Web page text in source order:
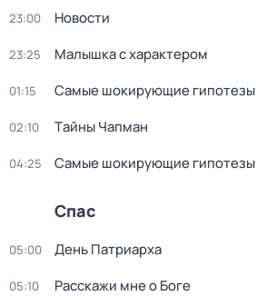
23:00 Новости
23:25 Малышка с характером
01:15 Самые шoкиpующие гипотезы
02:10 Тaйны Чапман
04:25 Самые шoкиpующие гипотезы
Спас
05:00 Дeнь Патриаpха
05:10 Расскажи мне о Боге